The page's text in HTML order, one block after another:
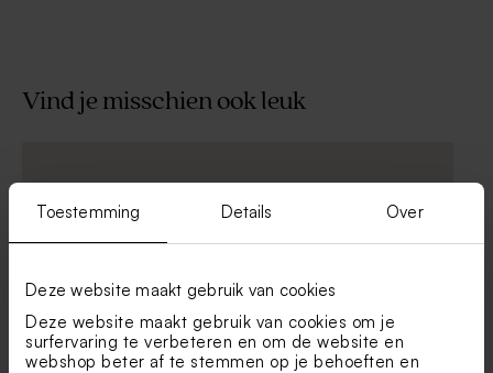
Toestemming Details Over
Deze website maakt gebruik van cookies
Deze website maakt gebruik van cookies om je
surfervaring te verbeteren en om de website en
webshop beter af te stemmen op je behoeften en
Vind je misschien ook leuk